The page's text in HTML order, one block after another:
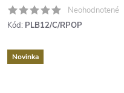
Neohodnotené
Kód: PLB12/C/RPOP
Novinka